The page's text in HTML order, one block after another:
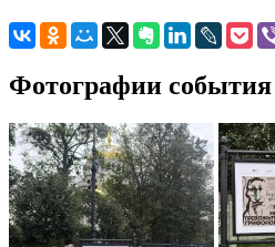
Фотографии события